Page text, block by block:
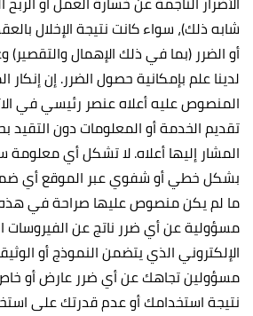
شابه ذلك)، سواء كانت نتيجة الإخلال
أو الضرر (بما في ذلك الإهمال والتقصير)
لدينا علم بإمكانية حصول الضرر. إن إنكار
المنصوص عليه أعلاه عنصر رئيسي في
تقديم الخدمة أو المعلومات دون التقيد
المشار إليها أعلاه. لا تشكل أي
بشكل خطي أو شفوي عبر الموقع أي
ما لم يكن منصوص عليها صراحة في هذه
مسؤولية عن أي ضرر ناتج عن الفيروسات
الإلكتروني الذي يتضمن النموذج أو
مسؤولين تجاهك عن أي ضرر عارض أو
نتيجة استخدامك أو عدم قدرتك على